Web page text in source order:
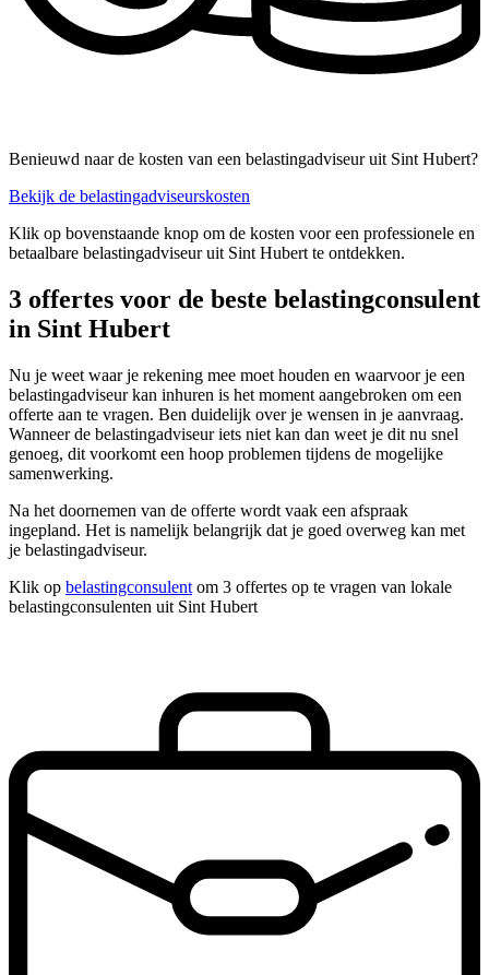
Benieuwd naar de kosten van een belastingadviseur uit Sint Hubert?
Bekijk de belastingadviseurskosten
Klik op bovenstaande knop om de kosten voor een professionele en
betaalbare belastingadviseur uit Sint Hubert te ontdekken.
3 offertes voor de beste belastingconsulent
in Sint Hubert
Nu je weet waar je rekening mee moet houden en waarvoor je een
belastingadviseur kan inhuren is het moment aangebroken om een
offerte aan te vragen. Ben duidelijk over je wensen in je aanvraag.
Wanneer de belastingadviseur iets niet kan dan weet je dit nu snel
genoeg, dit voorkomt een hoop problemen tijdens de mogelijke
samenwerking.
Na het doornemen van de offerte wordt vaak een afspraak
ingepland. Het is namelijk belangrijk dat je goed overweg kan met
je belastingadviseur.
Klik op belastingconsulent om 3 offertes op te vragen van lokale
belastingconsulenten uit Sint Hubert